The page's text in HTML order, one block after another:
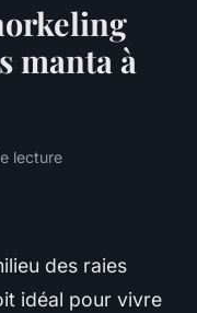
manta à
lecture
des raies
idéal pour vivre